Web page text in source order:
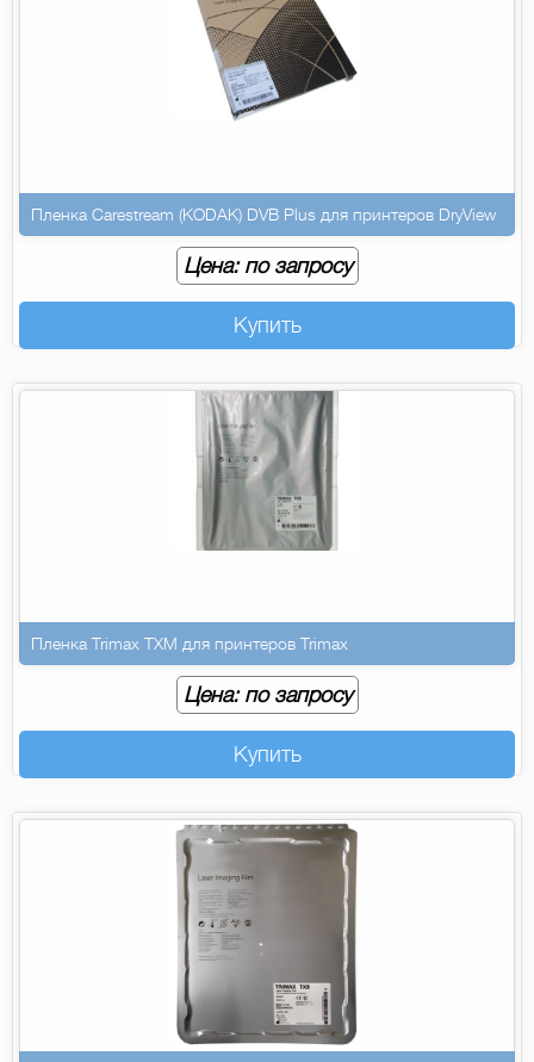
Пленка Carestream (KODAK) DVB Plus для принтеров DryView
Цена: по запросу
Купить
Пленка Trimax TXM для принтеров Trimax
Цена: по запросу
Купить